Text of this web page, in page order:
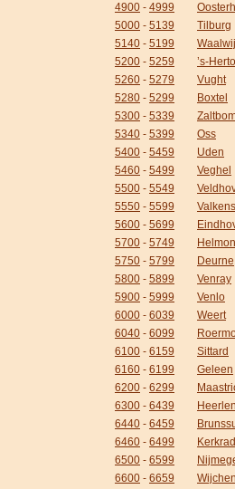
4900 - 4999
5000 - 5139
Tilburg
5140 - 5199
5200 - 5259
’s-
5260 - 5279
Vught
5280 - 5299
Boxtel
5300 - 5339
5340 - 5399
Oss
5400 - 5459
Uden
5460 - 5499
Veghel
5500 - 5549
5550 - 5599
5600 - 5699
5700 - 5749
5750 - 5799
Deurne
5800 - 5899
Venray
5900 - 5999
Venlo
6000 - 6039
Weert
6040 - 6099
6100 - 6159
Sittard
6160 - 6199
Geleen
6200 - 6299
6300 - 6439
Heerlen
6440 - 6459
6460 - 6499
6500 - 6599
6600 - 6659
Wijchen